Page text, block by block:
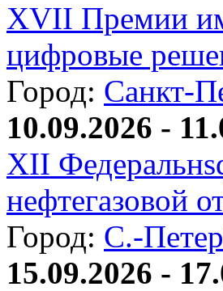
XVII Премии
цифровые
Город: Санкт-
10.09.2026 -
XII
нефтегазовой
Город: С.-
15.09.2026 -